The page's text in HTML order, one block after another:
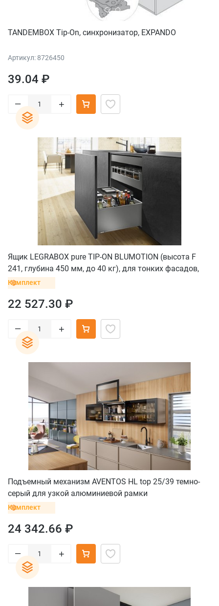
TANDEMBOX Tip-On, синхронизатор, EXPANDO
Артикул: 8726450
39.04 ₽
– +
Ящик LEGRABOX pure TIP-ON BLUMOTION (высота F
241, глубина 450 мм, до 40 кг), для тонких фасадов,
серый орион
Комплект
22 527.30 ₽
– +
Подъемный механизм AVENTOS HL top 25/39 темно-
серый для узкой алюминиевой рамки
Комплект
24 342.66 ₽
– +